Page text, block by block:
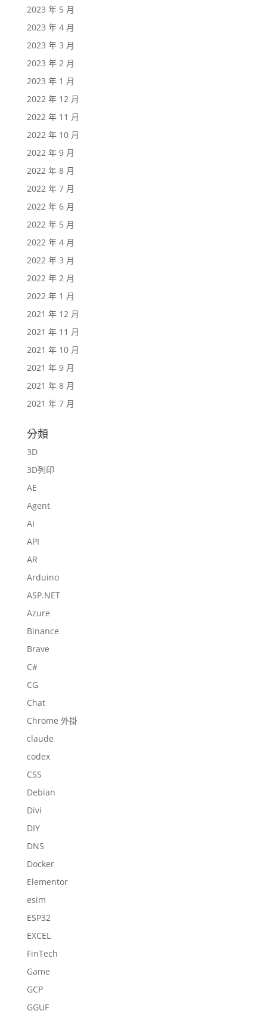
2023 年 5 月
2023 年 4 月
2023 年 3 月
2023 年 2 月
2023 年 1 月
2022 年 12 月
2022 年 11 月
2022 年 10 月
2022 年 9 月
2022 年 8 月
2022 年 7 月
2022 年 6 月
2022 年 5 月
2022 年 4 月
2022 年 3 月
2022 年 2 月
2022 年 1 月
2021 年 12 月
2021 年 11 月
2021 年 10 月
2021 年 9 月
2021 年 8 月
2021 年 7 月
分類
3D
3D列印
AE
Agent
AI
API
AR
Arduino
ASP.NET
Azure
Binance
Brave
C#
CG
Chat
Chrome 外掛
claude
codex
CSS
Debian
Divi
DIY
DNS
Docker
Elementor
esim
ESP32
EXCEL
FinTech
Game
GCP
GGUF